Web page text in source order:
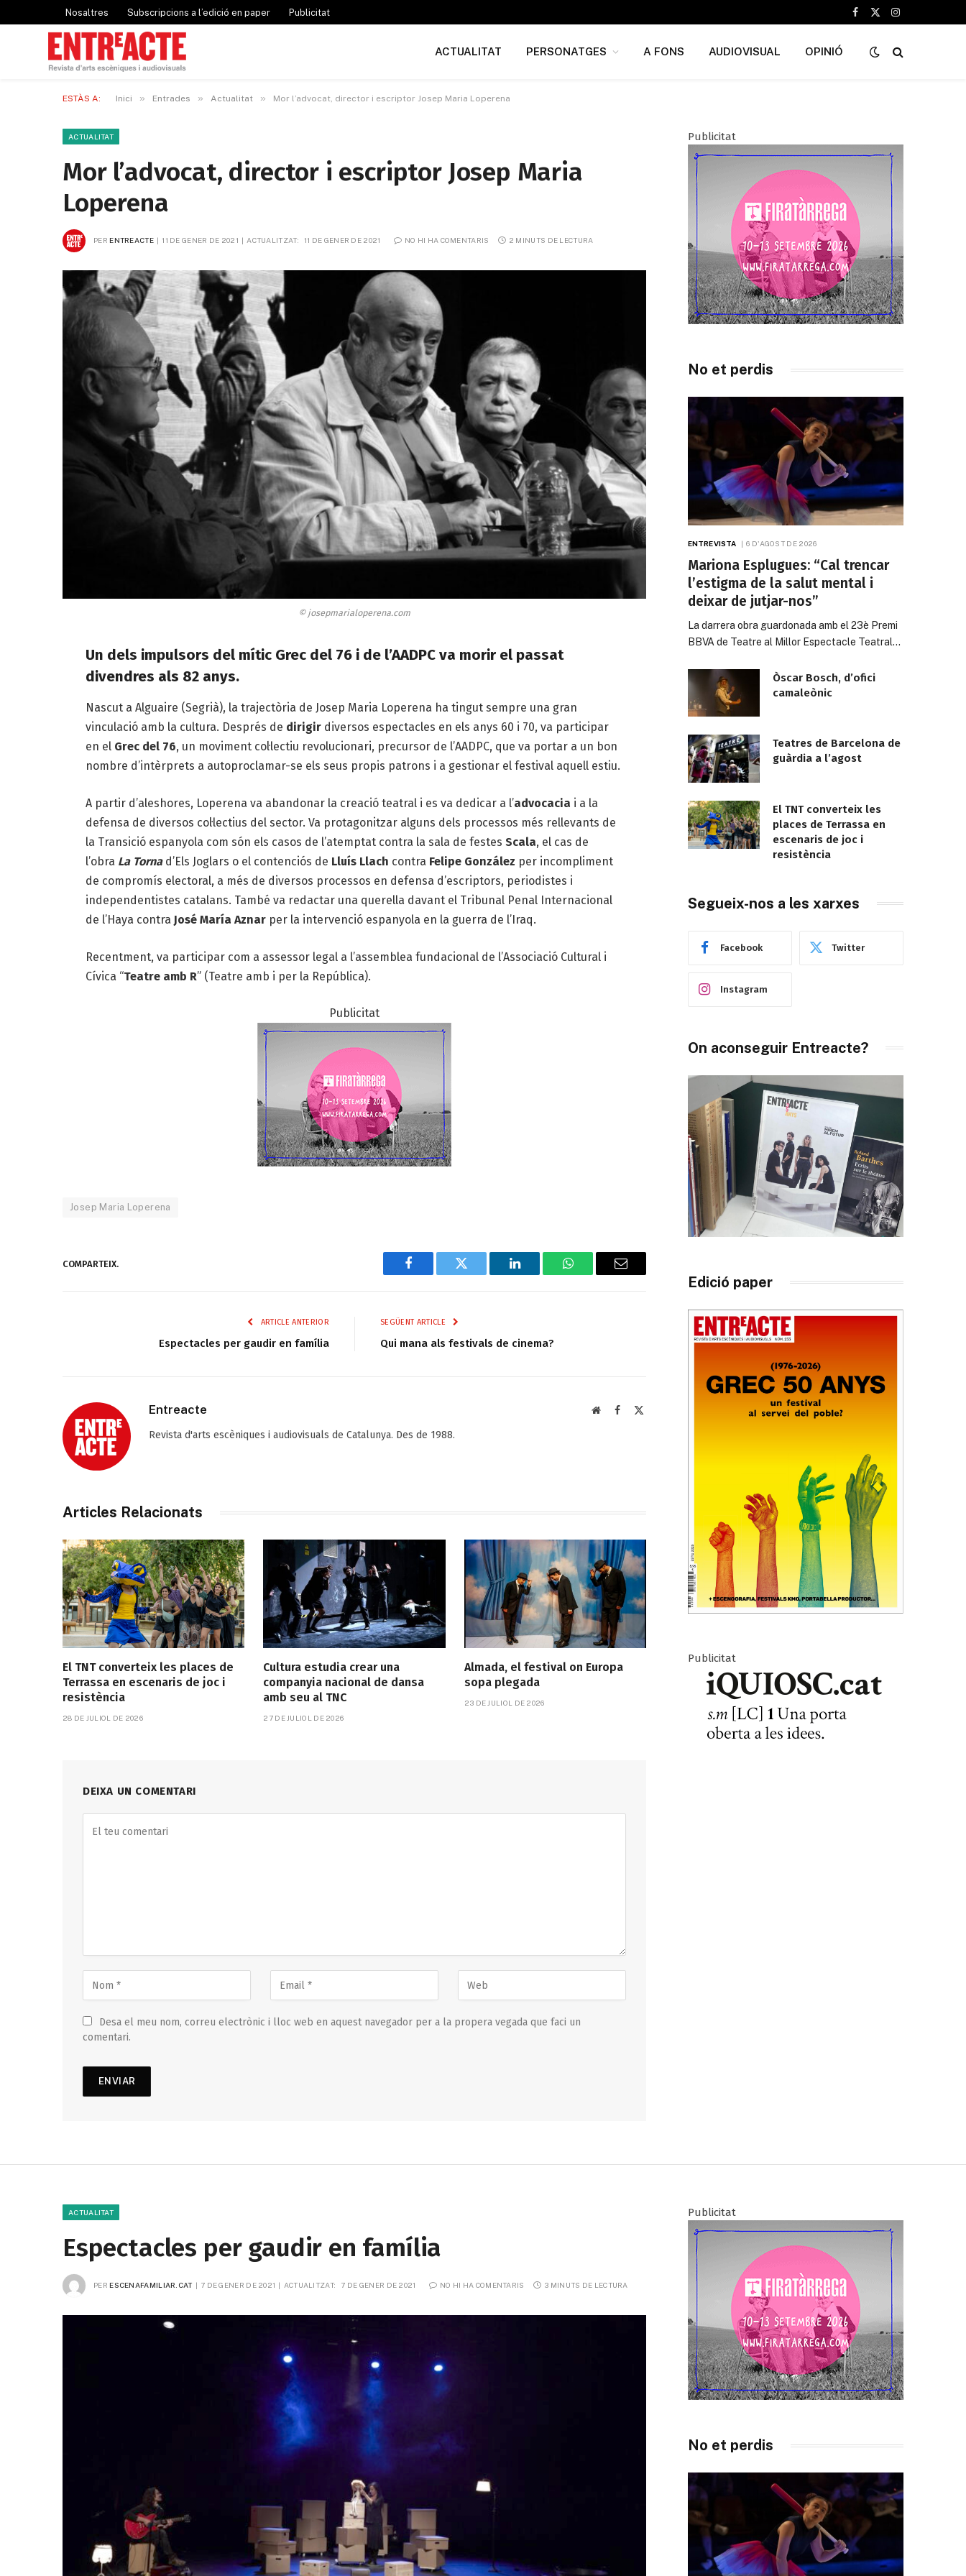
Nosaltres Subscripcions a l’edició en paper Publicitat
Facebook
X
Instagram
ACTUALITAT PERSONATGES A FONS AUDIOVISUAL OPINIÓ
ESTÀS A: Inici » Entrades » Actualitat » Mor l’advocat, director i escriptor Josep Maria Loperena
ACTUALITAT
Mor l’advocat, director i escriptor Josep Maria
Loperena
PER ENTREACTE 11 DE GENER DE 2021 ACTUALITZAT: 11 DE GENER DE 2021 NO HI HA COMENTARIS 2 MINUTS DE LECTURA
© josepmarialoperena.com
Un dels impulsors del mític Grec del 76 i de l’AADPC va morir el passat
divendres als 82 anys.
Nascut a Alguaire (Segrià), la trajectòria de Josep Maria Loperena ha tingut sempre una gran
vinculació amb la cultura. Després de dirigirdiversos espectacles en els anys 60 i 70, va participar
en el Grec del 76, un moviment col·lectiu revolucionari, precursor de l’AADPC, que va portar a un bon
nombre d’intèrprets a autoproclamar-se els seus propis patrons i a gestionar el festival aquell estiu.
A partir d’aleshores, Loperena va abandonar la creació teatral i es va dedicar a l’advocacia i a la
defensa de diversos col·lectius del sector. Va protagonitzar alguns dels processos més rellevants de
la Transició espanyola com són els casos de l’atemptat contra la sala de festes Scala, el cas de
l’obra La Tornad’Els Joglars o el contenciós de Lluís Llach contra Felipe González per incompliment
de compromís electoral, a més de diversos processos en defensa d’escriptors, periodistes i
independentistes catalans. També va redactar una querella davant el Tribunal Penal Internacional
de l’Haya contra José María Aznarper la intervenció espanyola en la guerra de l’Iraq.
Recentment, va participar com a assessor legal a l’assemblea fundacional de l’Associació Cultural i
Cívica “Teatre amb R” (Teatre amb i per la República).
Publicitat
Josep Maria Loperena
COMPARTEIX.
Facebook Twitter LinkedIn WhatsAppEmail
ARTICLE ANTERIOR
Espectacles per gaudir en família
SEGÜENT ARTICLE
Qui mana als festivals de cinema?
Entreacte Web Facebook
Revista d'arts escèniques i audiovisuals de Catalunya. Des de 1988.
Articles Relacionats
El TNT converteix les places de
Terrassa en escenaris de joc i
resistència
28 DE JULIOL DE 2026
Cultura estudia crear una
companyia nacional de dansa
amb seu al TNC
27 DE JULIOL DE 2026
Almada, el festival on Europa
sopa plegada
23 DE JULIOL DE 2026
DEIXA UN COMENTARI
Desa el meu nom, correu electrònic i lloc web en aquest navegador per a la propera vegada que faci un
comentari.
Publicitat
No et perdis
ENTREVISTA 6 D'AGOST DE 2026
Mariona Esplugues: “Cal trencar
l’estigma de la salut mental i
deixar de jutjar-nos”
La darrera obra guardonada amb el 23è Premi
BBVA de Teatre al Millor Espectacle Teatral…
Òscar Bosch, d’ofici
camaleònic
Teatres de Barcelona de
guàrdia a l’agost
El TNT converteix les
places de Terrassa en
escenaris de joc i
resistència
Segueix-nos a les xarxes
Facebook Twitter
Instagram
On aconseguir Entreacte?
Edició paper
Publicitat
ACTUALITAT
Espectacles per gaudir en família
PER ESCENAFAMILIAR.CAT 7 DE GENER DE 2021 ACTUALITZAT: 7 DE GENER DE 2021 NO HI HA COMENTARIS 3 MINUTS DE LECTURA
Publicitat
No et perdis